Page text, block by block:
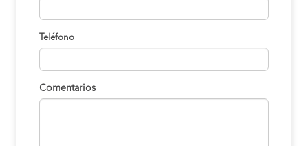
Teléfono
Comentarios